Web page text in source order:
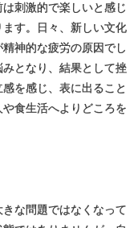
刺激的で楽しいと感じ
す。日々、新しい文化
神的な疲労の原因でし
となり、結果として挫
を感じ、表に出ること
食生活へよりどころを
な問題ではなくなって